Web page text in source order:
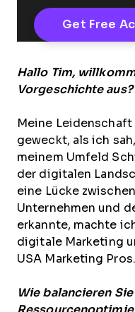
Hallo Tim,
Vorgeschichte aus?
Meine
geweckt, als ich
meinem Umfeld
der digitalen
eine Lücke
Unternehmen und
erkannte, machte
digitale Marketing
USA Marketing Pros.
Wie balancieren